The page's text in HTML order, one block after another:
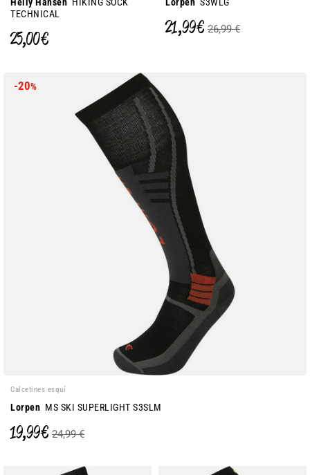
TECHNICAL
25,00 €
21,99 € 26,99 €
-20%
Calcetines esquí
Lorpen MS SKI SUPERLIGHT S3SLM
19,99 € 24,99 €